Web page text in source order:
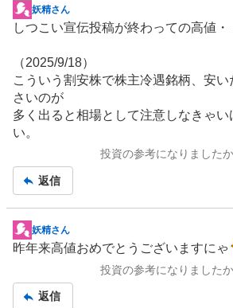
掲
示
記
事
妖精さん
しつこい宣伝投稿が終わっての高値・
（2025/9/18）
こういう割安株で株主冷遇銘柄、安い
さいのが
多く出ると相場として注意しなきゃ
い。
投資の参考になりましたか
返信
掲
示
妖精さん
昨年来高値おめでとうございますにゃ
投資の参考になりましたか
返信